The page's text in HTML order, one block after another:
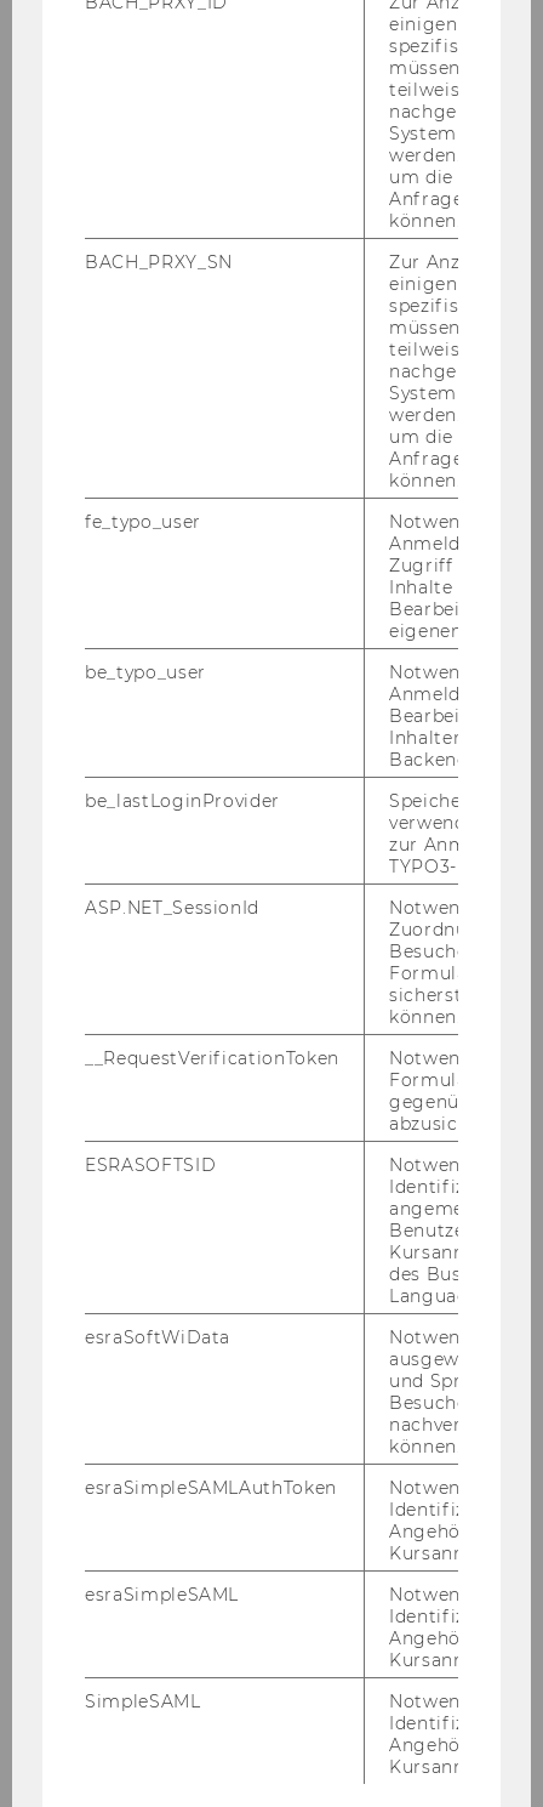
NPO-Forum: Veranstaltungsort
Leila Cornips
Walburga Fröhlich
Monika Haider
Renate Meyer
Ralf M. Tatto
Stefan Wallner
Susanne Zach
einigen WU-
spezifischen
müssen
teilweise von
nachgelagerten
System
werden.
um die Antwort
Anfrage
können.
BACH_PRXY_SN
Zur Anzeige von
einigen WU-
spezifischen
müssen
teilweise von
nachgelagerten
System
werden.
um die Antwort
Anfrage
können.
fe_typo_user
Notwendig für
Anmeldung und
Zugriff auf
Inhalte oder zur
Bearbeitung des
eigenen Profils.
be_typo_user
Notwendig für
Anmeldung und
Bearbeitung von
Inhalten im
Backend.
be_lastLoginProvider
Speichert die
verwendete
zur Anmeldung
TYPO3-Backend.
ASP.NET_SessionId
Notwendig, um
Zuordnung von
Besucher zu
sicherstellen zu
können.
__RequestVerificationToken
Notwendig, um
gegenüber
abzusichern.
ESRASOFTSID
Notwendig zur
Identifizierung
angemeldeten
Benutzers im
des Business
Language
esraSoftWiData
Notwendig um
ausgewählte
und
Besuchers
nachverfolgen
können.
esraSimpleSAMLAuthToken
Notwendig zur
Identifizierung
Angehörige/r für
Kursanmeldung.
esraSimpleSAML
Notwendig zur
Identifizierung
Angehörige/r für
Kursanmeldung.
SimpleSAML
Notwendig zur
Identifizierung
Angehörige/r für
Kursanmeldung.